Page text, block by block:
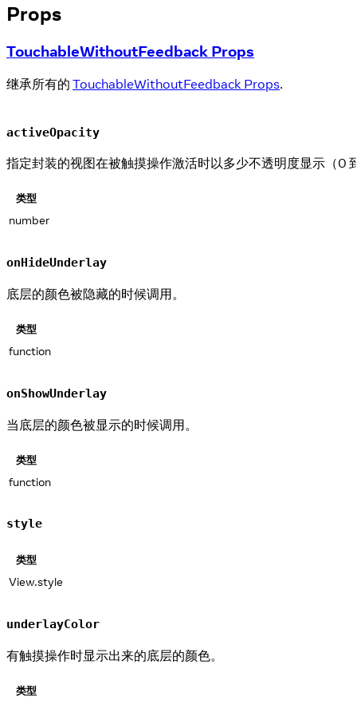
Props
TouchableWithoutFeedback Props
继承所有的 TouchableWithoutFeedback Props.
activeOpacity
指定封装的视图在被触摸操作激活时以多少不透明度显示（0
类型
number
onHideUnderlay
底层的颜色被隐藏的时候调用。
类型
function
onShowUnderlay
当底层的颜色被显示的时候调用。
类型
function
style
类型
View.style
underlayColor
有触摸操作时显示出来的底层的颜色。
类型